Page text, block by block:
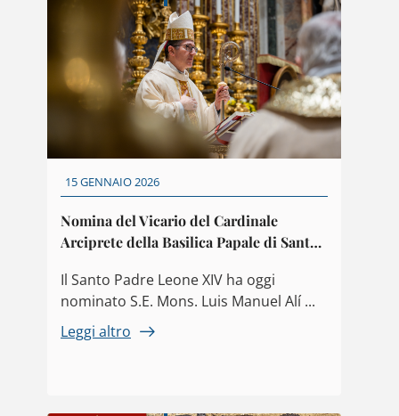
15 GENNAIO 2026
Nomina del Vicario del Cardinale
Arciprete della Basilica Papale di Santa
Il Santo Padre Leone XIV ha oggi
nominato S.E. Mons. Luis Manuel Alí ...
Leggi altro